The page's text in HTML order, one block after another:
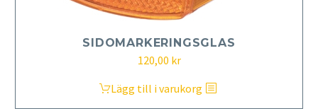
SIDOMARKERINGSGLAS
120,00 kr
Lägg till i varukorg